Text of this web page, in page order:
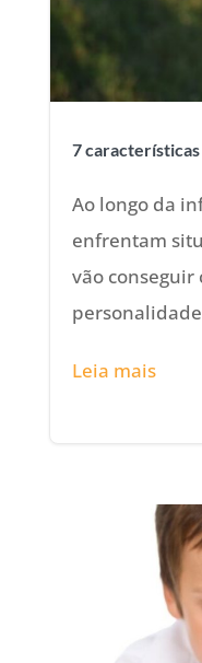
7
Ao longo da
enfrentam
vão conseguir
Leia mais